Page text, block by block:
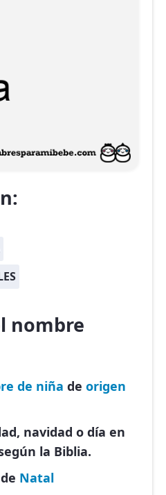
nombre
de niña de origen
navidad o día en
la Biblia.
Natal